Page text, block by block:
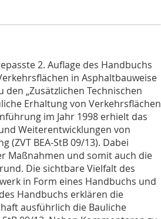
2. Auflage des Handbuchs
in Asphaltbauweise
„Zusätzlichen Technischen
Erhaltung von Verkehrsflächen
im Jahr 1998 erhielt das
Weiterentwicklungen von
(ZVT BEA-StB 09/13). Dabei
Maßnahmen und somit auch die
Die sichtbare Vielfalt des
in Form eines Handbuchs und
Handbuchs erklären die
ausführlich die Bauliche